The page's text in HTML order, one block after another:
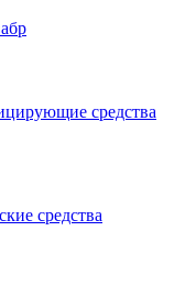
средства
средства